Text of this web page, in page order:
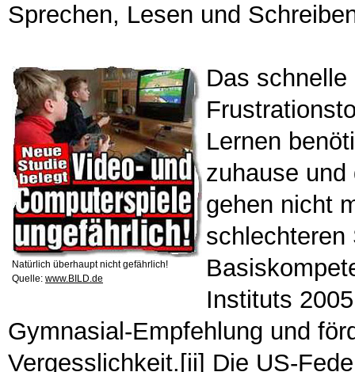
Sprechen, Lesen und
Natürlich überhaupt nicht gefährlich!
Quelle: www.BILD.de
Das
Lernen
zuhause
gehen nicht
schlechteren
Instituts
Gymnasial-Empfehlung und
Vergesslichkeit.[ii] Die US-